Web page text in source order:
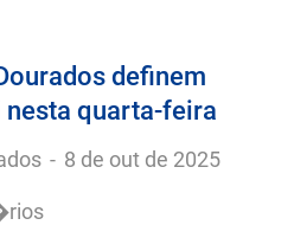
definem
quarta-feira
- 8 de out de 2025